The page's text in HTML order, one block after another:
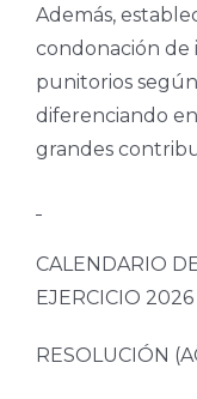
Además,
condonación de
punitorios
diferenciando
grandes
CALENDARIO
EJERCICIO 2026
RESOLUCIÓN